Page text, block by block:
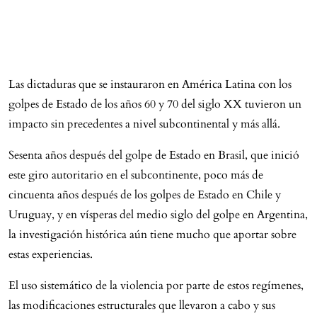
Las dictaduras que se instauraron en América Latina con los
golpes de Estado de los años 60 y 70 del siglo XX tuvieron un
impacto sin precedentes a nivel subcontinental y más allá.
Sesenta años después del golpe de Estado en Brasil, que inició
este giro autoritario en el subcontinente, poco más de
cincuenta años después de los golpes de Estado en Chile y
Uruguay, y en vísperas del medio siglo del golpe en Argentina,
la investigación histórica aún tiene mucho que aportar sobre
estas experiencias.
El uso sistemático de la violencia por parte de estos regímenes,
las modificaciones estructurales que llevaron a cabo y sus